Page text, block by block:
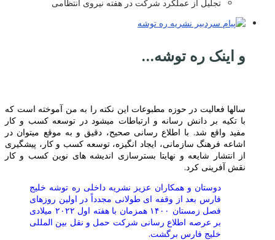
تجلیل از عملکرد شرکت در هفته نیروی انتظامی
و اینک ره توشه…
سالها فعالیت در حوزه مطبوعات این نکته را به من آموخته است که
با تکیه بر دانش رسانه و ارتباطات میشود در توسعه کسب و کار
مفید واقع شد. با اطلاع رسانی صحیح، دقیق و به موقع میتوان در
اشاعه فرهنگ سازمانی، ایجاد انگیزه، توسعه کسب و کار، پیشگیری
از انتشار شایعه و نهایتا بسترسازی اندیشه های نوین کسب و کار
نقش آفرینی کرد.
دوستان و همکاران عزیز نشریه داخلی ره توشه خلیج
فارس بعد از وقفه ای طولانی مجدداً در اولین روزهای
فصل زمستان ۱۴۰۰ همزمان با هفته اول ۲۰۲۲ میلادی
بر عرصه اطلاع رسانی شرکت حمل و نقل بین المللی
خلیج فارس برگشت.